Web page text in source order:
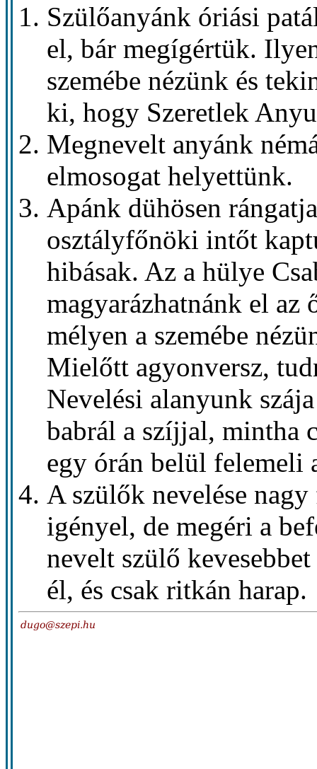
Szülőanyánk óriási
el, bár megígértük.
szemébe nézünk és
ki, hogy Szeretlek
Megnevelt anyánk
elmosogat helyettünk.
Apánk dühösen
osztályfőnöki intőt
hibásak. Az a hülye
magyarázhatnánk el
mélyen a szemébe
Mielőtt agyonversz,
Nevelési alanyunk
babrál a szíjjal, mintha
egy órán belül felemeli
A szülők nevelése
igényel, de megéri a
nevelt szülő
él, és csak ritkán harap.